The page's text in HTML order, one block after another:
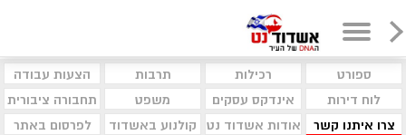
ספורט רכילות תרבות
הצעות עבודה
לוח דירות
אינדקס עסקים משפט
תחבורה ציבורית
צרו איתנו קשר
אודות אשדוד נט קולנוע באשדוד לפרסום באתר